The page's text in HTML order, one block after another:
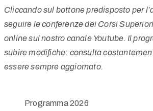
Cliccando sul bottone predisposto per
seguire le conferenze dei Corsi
online sul nostro canale Youtube. Il
subire modifiche: consulta
essere sempre aggiornato.
Programma 2026